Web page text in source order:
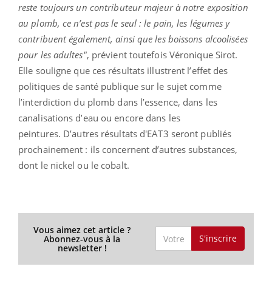
reste toujours un contributeur majeur à notre exposition
au plomb, ce n’est pas le seul : le pain, les légumes y
contribuent également, ainsi que les boissons alcoolisées
pour les adultes", prévient toutefois Véronique Sirot.
Elle souligne que ces résultats illustrent l’effet des
politiques de santé publique sur le sujet comme
l’interdiction du plomb dans l’essence, dans les
canalisations d’eau ou encore dans les
peintures. D’autres résultats d'EAT3 seront publiés
prochainement : ils concernent d’autres substances,
dont le nickel ou le cobalt.
Vous aimez cet article ?
Abonnez-vous à la
newsletter !
S'inscrire